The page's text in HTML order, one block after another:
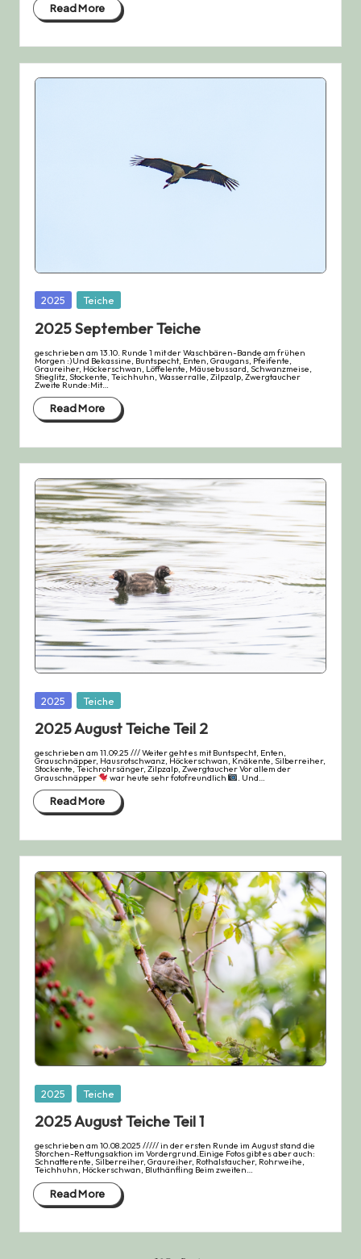
Read More
Posted
in2025 Teiche
2025 September Teiche
geschrieben am 13.10. Runde 1 mit der Waschbären-Bande am frühen
Morgen :)Und Bekassine, Buntspecht, Enten, Graugans, Pfeifente,
Graureiher, Höckerschwan, Löffelente, Mäusebussard, Schwanzmeise,
Stieglitz, Stockente, Teichhuhn, Wasserralle, Zilpzalp, Zwergtaucher
Zweite Runde:Mit…
Read More
Posted
in2025 Teiche
2025 August Teiche Teil 2
geschrieben am 11.09.25 /// Weiter geht es mit Buntspecht, Enten,
Grauschnäpper, Hausrotschwanz, Höckerschwan, Knäkente, Silberreiher,
Stockente, Teichrohrsänger, Zilpzalp, Zwergtaucher Vor allem der
Grauschnäpper war heute sehr fotofreundlich . Und…
Read More
Posted
in2025 Teiche
2025 August Teiche Teil 1
geschrieben am 10.08.2025 ///// in der ersten Runde im August stand die
Storchen-Rettungsaktion im Vordergrund.Einige Fotos gibt es aber auch:
Schnatterente, Silberreiher, Graureiher, Rothalstaucher, Rohrweihe,
Teichhuhn, Höckerschwan, Bluthänfling Beim zweiten…
Read More